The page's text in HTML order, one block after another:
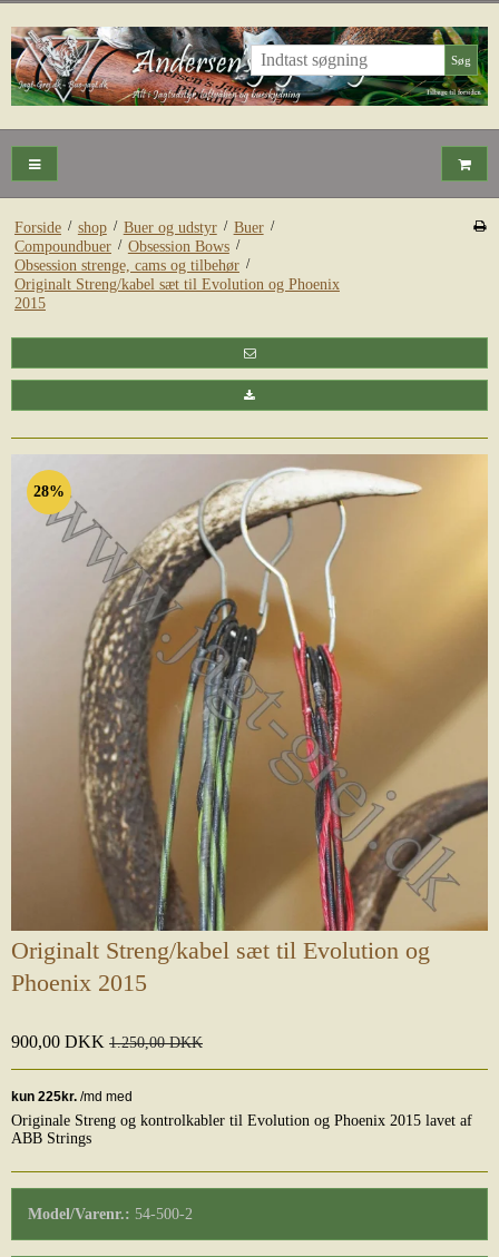
Søg
Forside / shop / Buer og udstyr / Buer /
Compoundbuer / Obsession Bows /
Obsession strenge, cams og tilbehør /
Originalt Streng/kabel sæt til Evolution og Phoenix
2015
28%
Originalt Streng/kabel sæt til Evolution og
Phoenix 2015
900,00 DKK 1.250,00 DKK
Originale Streng og kontrolkabler til Evolution og Phoenix 2015 lavet af
ABB Strings
Model/Varenr.: 54-500-2